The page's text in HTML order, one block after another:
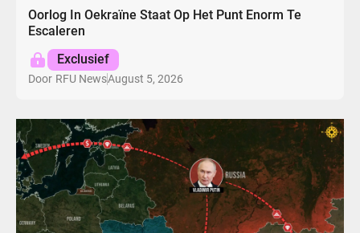
Oorlog In Oekraïne Staat Op Het Punt Enorm Te
Escaleren
Exclusief
Door RFU NewsAugust 5, 2026